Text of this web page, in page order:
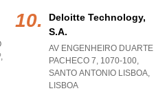
Deloitte Technology,
S.a.
AV ENGENHEIRO DUARTE
PACHECO 7, 1070-100,
SANTO ANTONIO LISBOA,
LISBOA